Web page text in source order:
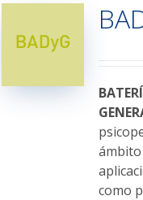
Las
elegir
en
la
página
de
como